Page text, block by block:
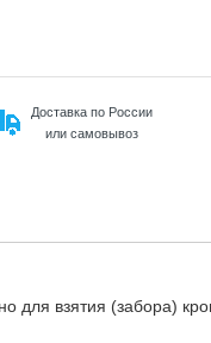
Доставка по России
или самовывоз
для взятия (забора)